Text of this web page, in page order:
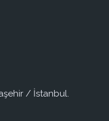
/ İstanbul.